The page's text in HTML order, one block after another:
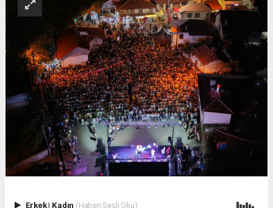
Erkek| Kadın (Haberi Sesli Oku)